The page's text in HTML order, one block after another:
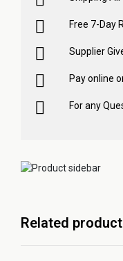
Free 7-Day
Supplier
Pay online
For any
Related